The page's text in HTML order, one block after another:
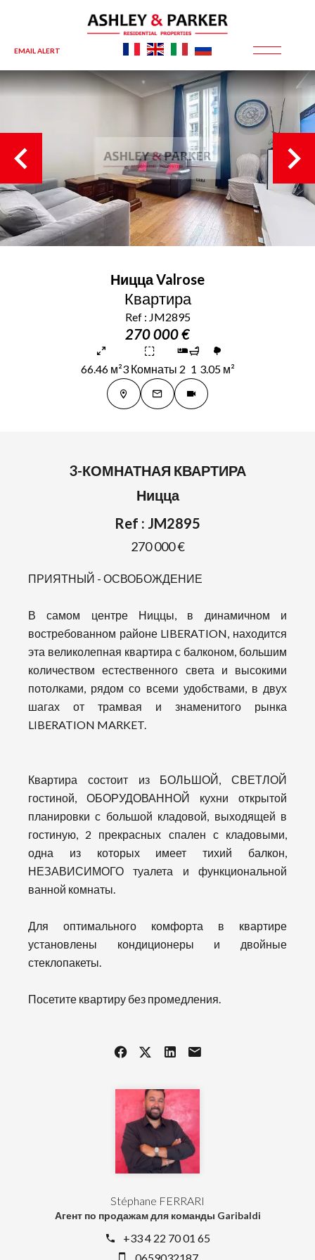
EMAIL ALERT
НиццаValrose
Квартира
Ref : JM2895
270 000 €
66.46 м²3 Комнаты 2 1 3.05 м²
Stéphane FERRARI
Агент по продажам для команды Garibaldi
+33 4 22 70 01 65
3-КОМНАТНАЯ КВАРТИРА
Ницца
Ref : JM2895
270 000 €
ПРИЯТНЫЙ - ОСВОБОЖДЕНИЕ
В самом центре Ниццы, в динамичном и
востребованном районе LIBERATION, находится
эта великолепная квартира с балконом, большим
количеством естественного света и высокими
потолками, рядом со всеми удобствами, в двух
шагах от трамвая и знаменитого рынка
LIBERATION MARKET.
Квартира состоит из БОЛЬШОЙ, СВЕТЛОЙ
гостиной, ОБОРУДОВАННОЙ кухни открытой
планировки с большой кладовой, выходящей в
гостиную, 2 прекрасных спален с кладовыми,
одна из которых имеет тихий балкон,
НЕЗАВИСИМОГО туалета и функциональной
ванной комнаты.
Для оптимального комфорта в квартире
установлены кондиционеры и двойные
стеклопакеты.
Посетите квартиру без промедления.